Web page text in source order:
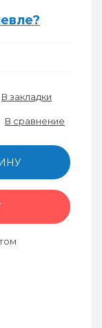
В закладки
В сравнение